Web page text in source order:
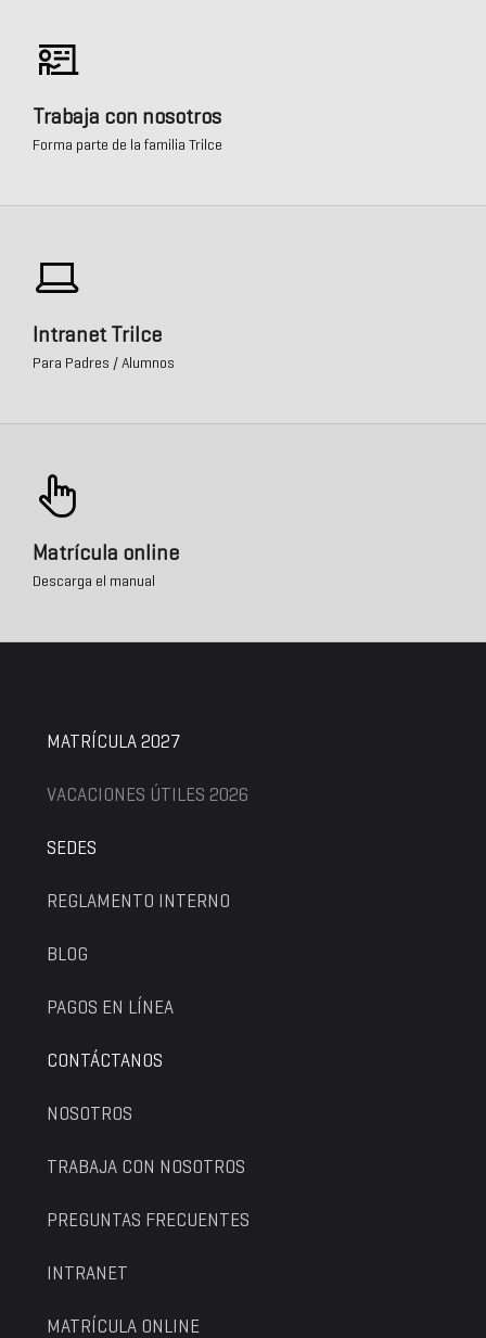
Trabaja con nosotros
Forma parte de la familia Trilce
Intranet Trilce
Para Padres / Alumnos
Matrícula online
Descarga el manual
MATRÍCULA 2027
VACACIONES ÚTILES 2026
SEDES
REGLAMENTO INTERNO
BLOG
PAGOS EN LÍNEA
CONTÁCTANOS
NOSOTROS
TRABAJA CON NOSOTROS
PREGUNTAS FRECUENTES
INTRANET
MATRÍCULA ONLINE